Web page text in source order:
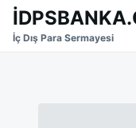
SkipSearch
for:
İç Dış Para Sermayesi